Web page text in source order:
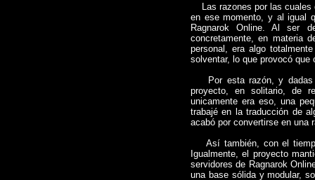
Las razones por las cuales
en ese momento, y al igual
Ragnarok Online. Al ser
concretamente, en materia
personal, era algo
solventar, lo que provocó que
Por esta razón, y dadas
proyecto, en solitario, de
unicamente era eso, una
trabajé en la traducción de
acabó por convertirse en una
Así también, con el
Igualmente, el proyecto
servidores de Ragnarok
una base sólida y modular,